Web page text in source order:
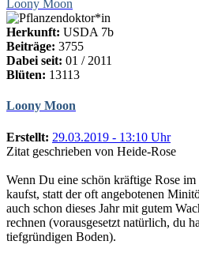
Loony Moon
Herkunft: USDA 7b
Beiträge: 3755
Dabei seit: 01 / 2011
Blüten: 13113
Loony Moon
Erstellt: 29.03.2019 - 13:10 Uhr
Zitat geschrieben von Heide-Rose
Wenn Du eine schön kräftige Rose
kaufst, statt der oft angebotenen
auch schon dieses Jahr mit gutem
rechnen (vorausgesetzt natürlich, du
tiefgründigen Boden).